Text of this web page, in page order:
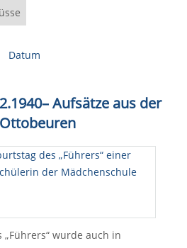
Datum
Aufsätze aus der
wurde auch in